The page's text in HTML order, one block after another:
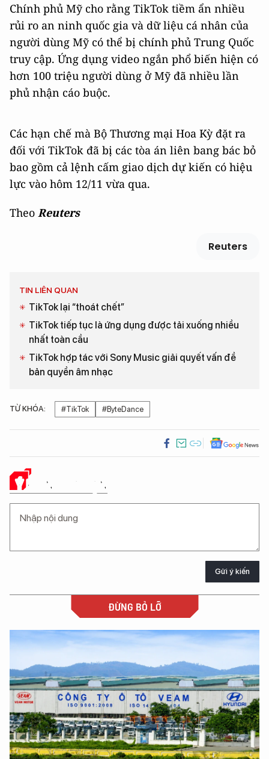
Chính phủ Mỹ cho rằng TikTok tiềm ẩn nhiều
rủi ro an ninh quốc gia và dữ liệu cá nhân của
người dùng Mỹ có thể bị chính phủ Trung Quốc
truy cập. Ứng dụng video ngắn phổ biến hiện có
hơn 100 triệu người dùng ở Mỹ đã nhiều lần
phủ nhận cáo buộc.
Các hạn chế mà Bộ Thương mại Hoa Kỳ đặt ra
đối với TikTok đã bị các tòa án liên bang bác bỏ
bao gồm cả lệnh cấm giao dịch dự kiến có hiệu
lực vào hôm 12/11 vừa qua.
Theo Reuters
Reuters
TIN LIÊN QUAN
TikTok lại “thoát chết”
TikTok tiếp tục là ứng dụng được tải xuống nhiều
nhất toàn cầu
TikTok hợp tác với Sony Music giải quyết vấn đề
bản quyền âm nhạc
TỪ KHÓA: #TikTok #ByteDance
Ý KIẾN CỦA BẠN
Gửi ý kiến
ĐỪNG BỎ LỠ